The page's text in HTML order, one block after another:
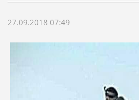
27.09.2018 07:49